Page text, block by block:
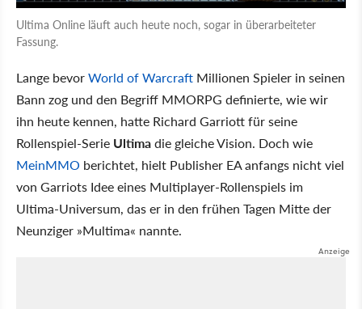
Ultima Online läuft auch heute noch, sogar in überarbeiteter
Fassung.
Lange bevorWorld of Warcraft Millionen Spieler in seinen
Bann zog und den Begriff MMORPG definierte, wie wir
ihn heute kennen, hatte Richard Garriott für seine
Rollenspiel-Serie Ultimadie gleiche Vision. Doch wie
MeinMMO berichtet, hielt Publisher EA anfangs nicht viel
von Garriots Idee eines Multiplayer-Rollenspiels im
Ultima-Universum, das er in den frühen Tagen Mitte der
Neunziger »Multima« nannte.